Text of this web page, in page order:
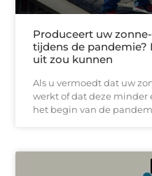
Produceert uw
tijdens de pandemie?
uit zou kunnen
Als u vermoedt dat uw
werkt of dat deze minder
het begin van de